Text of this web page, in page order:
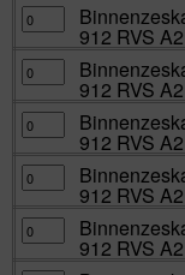
25
aantal
X
80
|
25
aantal
RVS
A2
M
X
90
|
25
aantal
Binnenzeskantbout
cilinderkop
DIN
RVS
A2
M
X
100
|
25
aantal
912 RVS
Binnenzeskantbout
cilinderkop
DIN
RVS
A2
M
X
110
|
25
aantal
912 RVS
Binnenzeskantbout
cilinderkop
DIN
RVS
A2
M
X
120
|
912 RVS
Binnenzeskantbout
cilinderkop
DIN
RVS
A2
M
912 RVS
Binnenzeskantbout
cilinderkop
DIN 912 RVS